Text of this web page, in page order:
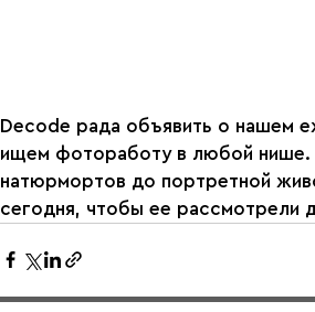
Decode рада объявить о нашем
ищем фотоработу в любой нише.
натюрмортов до портретной
сегодня, чтобы ее рассмотрели